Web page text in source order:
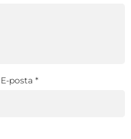
E-posta*